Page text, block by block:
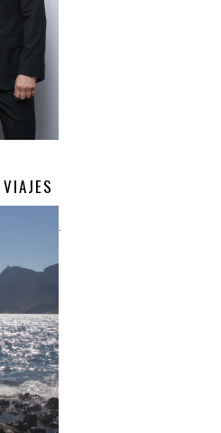
VIAJES